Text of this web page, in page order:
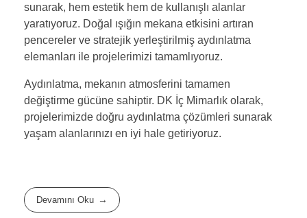
sunarak, hem estetik hem de kullanışlı alanlar
yaratıyoruz. Doğal ışığın mekana etkisini artıran
pencereler ve stratejik yerleştirilmiş aydınlatma
elemanları ile projelerimizi tamamlıyoruz.
Aydınlatma, mekanın atmosferini tamamen
değiştirme gücüne sahiptir. DK İç Mimarlık olarak,
projelerimizde doğru aydınlatma çözümleri sunarak
yaşam alanlarınızı en iyi hale getiriyoruz.
Devamını Oku